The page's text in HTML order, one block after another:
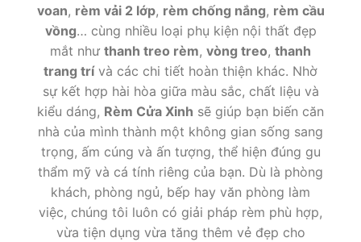
voan, rèm vải 2 lớp, rèm chống nắng, rèm cầu
vồng… cùng nhiều loại phụ kiện nội thất đẹp
mắt như thanh treo rèm, vòng treo, thanh
trang trívà các chi tiết hoàn thiện khác. Nhờ
sự kết hợp hài hòa giữa màu sắc, chất liệu và
kiểu dáng, Rèm Cửa Xinh sẽ giúp bạn biến căn
nhà của mình thành một không gian sống sang
trọng, ấm cúng và ấn tượng, thể hiện đúng gu
thẩm mỹ và cá tính riêng của bạn. Dù là phòng
khách, phòng ngủ, bếp hay văn phòng làm
việc, chúng tôi luôn có giải pháp rèm phù hợp,
vừa tiện dụng vừa tăng thêm vẻ đẹp cho